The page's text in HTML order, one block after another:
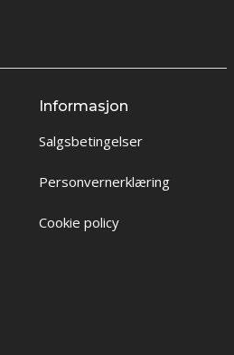
Informasjon
Salgsbetingelser
Personvernerklæring
Cookie policy